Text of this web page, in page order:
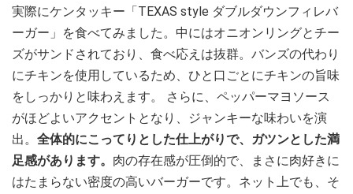
実際にケンタッキー「TEXAS style ダブルダウンフィレバ
ーガー」を食べてみました。中にはオニオンリングとチー
ズがサンドされており、食べ応えは抜群。バンズの代わり
にチキンを使用しているため、ひと口ごとにチキンの旨味
をしっかりと味わえます。 さらに、ペッパーマヨソース
がほどよいアクセントとなり、ジャンキーな味わいを演
出。 全体的にこってりとした仕上がりで、ガツンとした満
足感があります。 肉の存在感が圧倒的で、まさに肉好きに
はたまらない密度の高いバーガーです。ネット上でも、そ